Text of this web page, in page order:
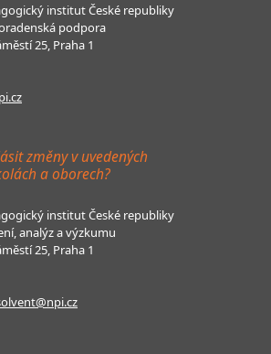
institut České republiky
podpora
25, Praha 1
změny v uvedených
a oborech?
institut České republiky
analýz a výzkumu
25, Praha 1